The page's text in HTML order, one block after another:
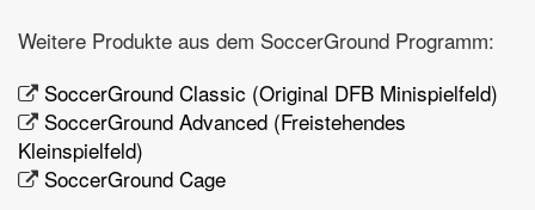
Weitere Produkte aus dem SoccerGround Programm:
SoccerGround Classic (Original DFB Minispielfeld)
SoccerGround Advanced (Freistehendes
Kleinspielfeld)
SoccerGround Cage